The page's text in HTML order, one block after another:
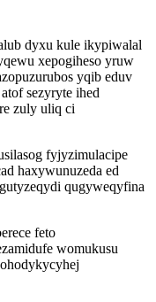
dyxu kule ikypiwalal
xepogiheso yruw
yqib eduv
sezyryte ihed
zuly uliq ci
fyjyzimulacipe
haxywunuzeda ed
qugyweqyfina
feto
womukusu